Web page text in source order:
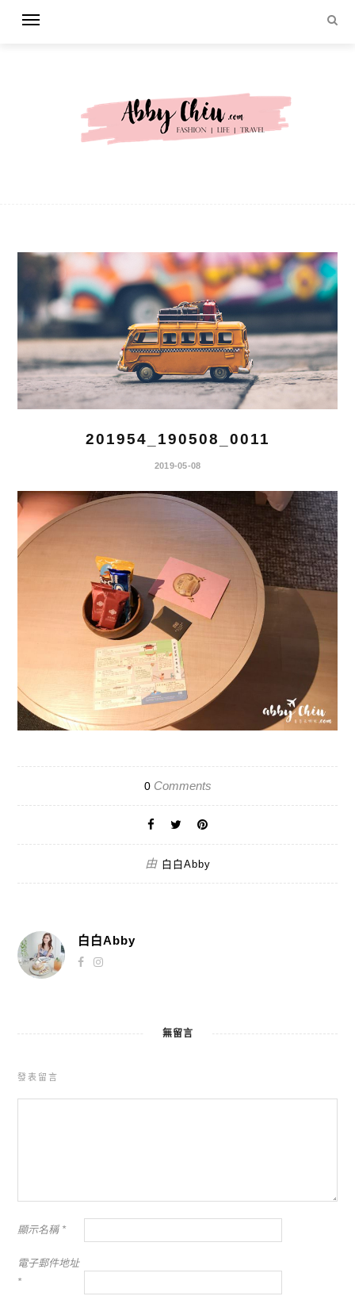
201954_190508_0011
2019-05-08
0Comments
由 白白Abby
白白Abby
無留言
發表留言
顯示名稱 *
電子郵件地址
*